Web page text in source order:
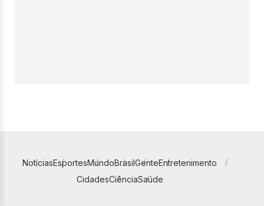
NotíciasEsportesMundoBrasilGenteEntretenimento
CidadesCiênciaSaúde